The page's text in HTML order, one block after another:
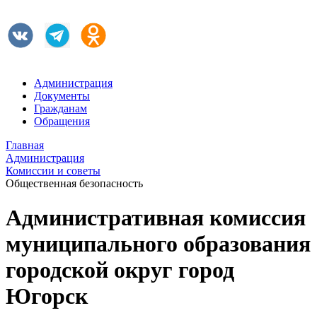
Администрация
Документы
Гражданам
Обращения
Главная
Администрация
Комиссии и советы
Общественная безопасность
Административная комиссия
муниципального образования
городской округ город
Югорск